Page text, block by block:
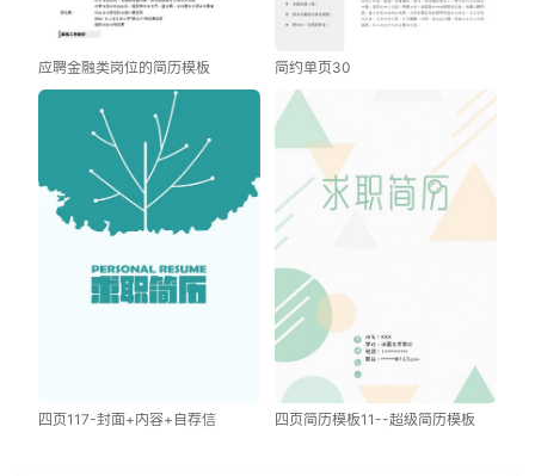
应聘金融类岗位的简历模板 简约单页30
四页117-封面+内容+自荐信 四页简历模板11--超级简历模板